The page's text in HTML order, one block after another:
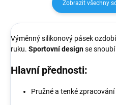
Zobrazit všechny
Výměnný silikonový pásek
ruku. Sportovní designse
Hlavní přednosti:
Pružné a tenké zpracování